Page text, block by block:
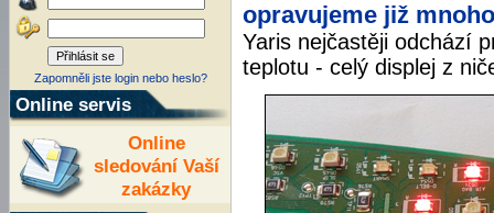
Zapomněli jste login nebo heslo?
Online servis
Online
sledování Vaší
zakázky
opravujeme již
Yaris nejčastěji odchází
teplotu - celý displej z